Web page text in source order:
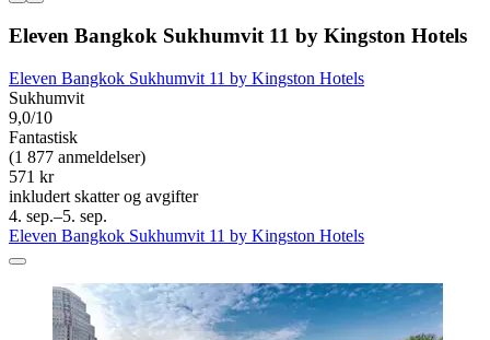
Eleven Bangkok Sukhumvit 11 by Kingston Hotels
Eleven Bangkok Sukhumvit 11 by Kingston Hotels
Sukhumvit
9,0/10
Fantastisk
(1 877 anmeldelser)
571 kr
inkludert skatter og avgifter
4. sep.–5. sep.
Eleven Bangkok Sukhumvit 11 by Kingston Hotels